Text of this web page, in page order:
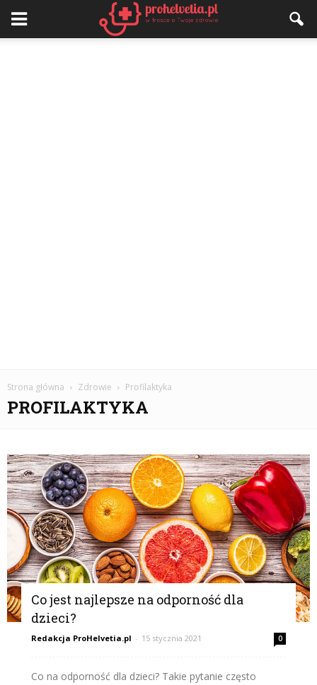
Strona główna Zdrowie Profilaktyka
PROFILAKTYKA
Co jest najlepsze na odporność dla
dzieci?
Redakcja ProHelvetia.pl - 15 stycznia 2021 0
Co na odporność dla dzieci? Takie pytanie często